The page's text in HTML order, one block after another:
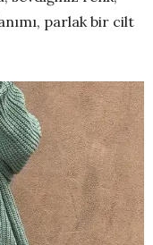
parlak bir cilt